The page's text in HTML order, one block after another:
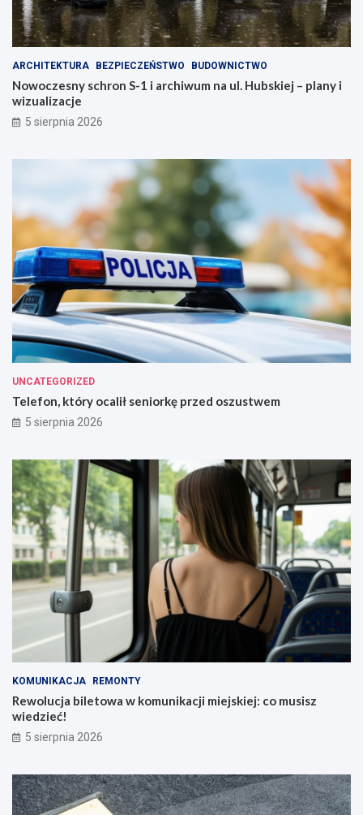
ARCHITEKTURA BEZPIECZEŃSTWO BUDOWNICTWO
Nowoczesny schron S-1 i archiwum na ul. Hubskiej – plany i
wizualizacje
5 sierpnia 2026
UNCATEGORIZED
Telefon, który ocalił seniorkę przed oszustwem
5 sierpnia 2026
KOMUNIKACJA REMONTY
Rewolucja biletowa w komunikacji miejskiej: co musisz
wiedzieć!
5 sierpnia 2026